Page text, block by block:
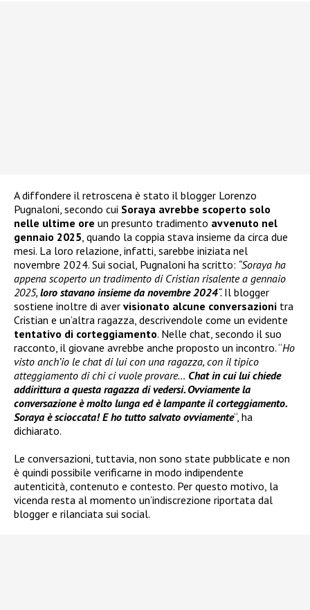
A diffondere il retroscena è stato il blogger Lorenzo
Pugnaloni, secondo cui Soraya avrebbe scoperto solo
nelle ultime ore un presunto tradimento avvenuto nel
gennaio 2025 , quando la coppia stava insieme da circa due
mesi. La loro relazione, infatti, sarebbe iniziata nel
novembre 2024. Sui social, Pugnaloni ha scritto: “Soraya ha
appena scoperto un tradimento di Cristian risalente a gennaio
2025, loro stavano insieme da novembre 2024“. Il blogger
sostiene inoltre di aver visionato alcune conversazioni tra
Cristian e un’altra ragazza, descrivendole come un evidente
tentativo di corteggiamento. Nelle chat, secondo il suo
racconto, il giovane avrebbe anche proposto un incontro. “Ho
visto anch’io le chat di lui con una ragazza, con il tipico
atteggiamento di chi ci vuole provare… Chat in cui lui chiede
addirittura a questa ragazza di vedersi. Ovviamente la
conversazione è molto lunga ed è lampante il corteggiamento.
Soraya è scioccata! E ho tutto salvato ovviamente“, ha
dichiarato.
Le conversazioni, tuttavia, non sono state pubblicate e non
è quindi possibile verificarne in modo indipendente
autenticità, contenuto e contesto. Per questo motivo, la
vicenda resta al momento un’indiscrezione riportata dal
blogger e rilanciata sui social.